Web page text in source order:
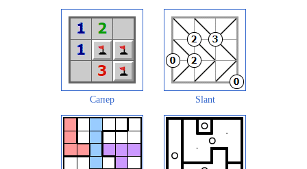
Сапер Slant